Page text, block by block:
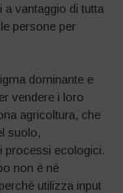
vantaggio di tutta
persone per
dominante e
vendere i loro
agricoltura, che
suolo,
processi ecologici.
non è né
utilizza input